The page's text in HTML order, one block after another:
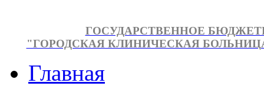
ГОСУДАРСТВЕННОЕ
"ГОРОДСКАЯ КЛИНИЧЕСКАЯ
Главная